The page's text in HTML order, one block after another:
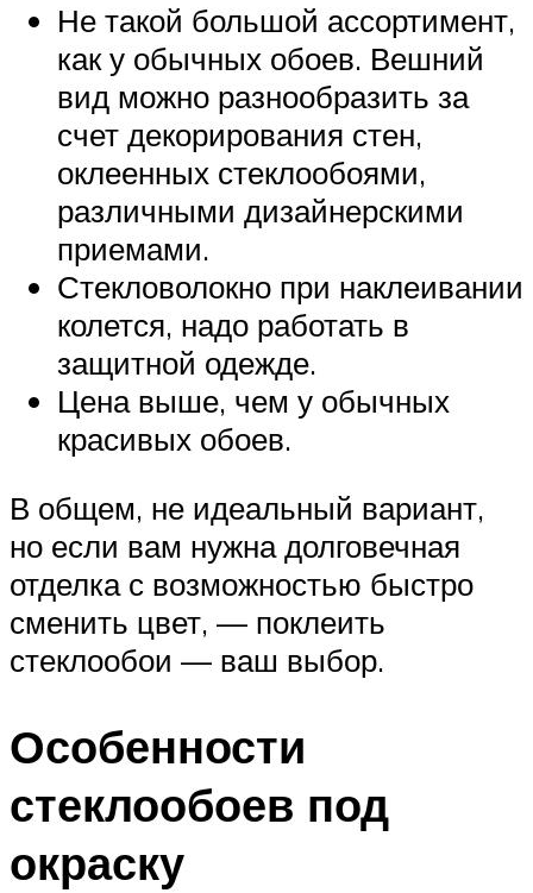
Не такой большой ассортимент,
как у обычных обоев. Вешний
вид можно разнообразить за
счет декорирования стен,
оклеенных стеклообоями,
различными дизайнерскими
приемами.
Стекловолокно при наклеивании
колется, надо работать в
защитной одежде.
Цена выше, чем у обычных
красивых обоев.
В общем, не идеальный вариант,
но если вам нужна долговечная
отделка с возможностью быстро
сменить цвет, — поклеить
стеклообои — ваш выбор.
Особенности
стеклообоев под
окраску